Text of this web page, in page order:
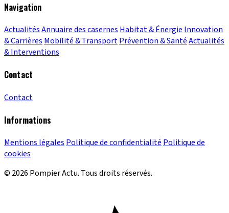
Navigation
ActualitésAnnuaire des casernes Habitat & Énergie Innovation
& Carrières Mobilité & TransportPrévention & SantéActualités
& Interventions
Contact
Contact
Informations
Mentions légales Politique de confidentialité Politique de
cookies
© 2026 Pompier Actu. Tous droits réservés.